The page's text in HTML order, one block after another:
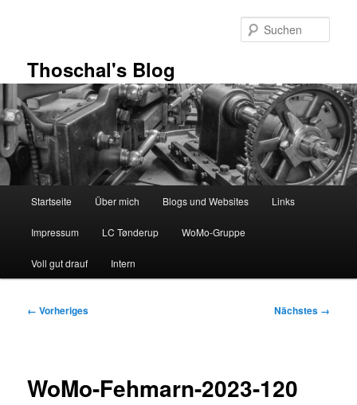
Thoschal's Blog
Startseite Über mich Blogs und Websites Links
Impressum LC Tønderup WoMo-Gruppe
Voll gut drauf Intern
Bilder-
← Vorheriges Nächstes →
WoMo-Fehmarn-2023-120